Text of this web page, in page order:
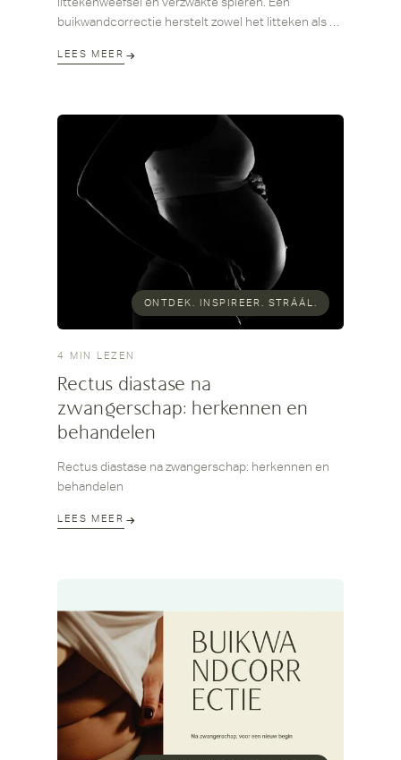
buikwandcorrectie herstelt zowel het litteken als de
LEES MEER
ONTDEK. INSPIREER. STRÁÁL.
4 MIN LEZEN
Rectus diastase na
zwangerschap: herkennen en
behandelen
Rectus diastase na zwangerschap: herkennen en
behandelen
LEES MEER